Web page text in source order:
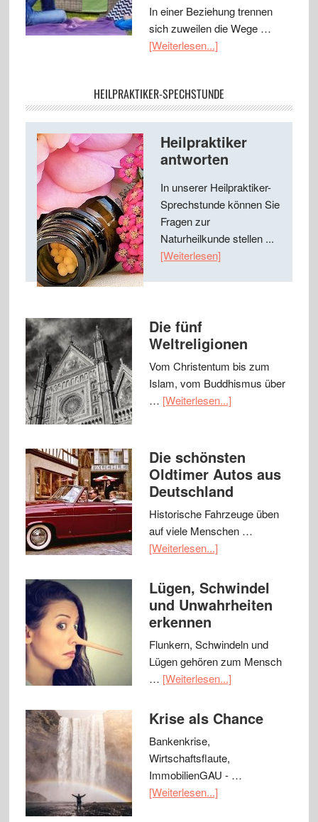
In einer Beziehung trennen
sich zuweilen die Wege …
[Weiterlesen...]
HEILPRAKTIKER-SPECHSTUNDE
Heilpraktiker
antworten
In unserer Heilpraktiker-
Sprechstunde können Sie
Fragen zur
Naturheilkunde stellen ...
[Weiterlesen]
Die fünf
Weltreligionen
Vom Christentum bis zum
Islam, vom Buddhismus über
… [Weiterlesen...]
Die schönsten
Oldtimer Autos aus
Deutschland
Historische Fahrzeuge üben
auf viele Menschen …
[Weiterlesen...]
Lügen, Schwindel
und Unwahrheiten
erkennen
Flunkern, Schwindeln und
Lügen gehören zum Mensch
… [Weiterlesen...]
Krise als Chance
Bankenkrise,
Wirtschaftsflaute,
ImmobilienGAU - …
[Weiterlesen...]